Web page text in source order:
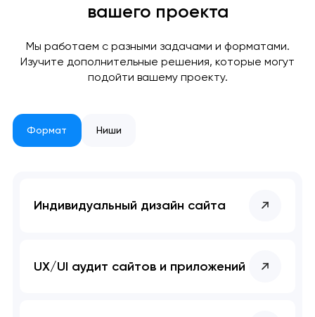
вашего проекта
Мы работаем с разными задачами и форматами.
Изучите дополнительные решения, которые могут
подойти вашему проекту.
Формат Ниши
Индивидуальный дизайн сайта
UX/UI аудит сайтов и приложений